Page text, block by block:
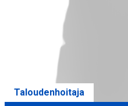
Taloudenhoitaja